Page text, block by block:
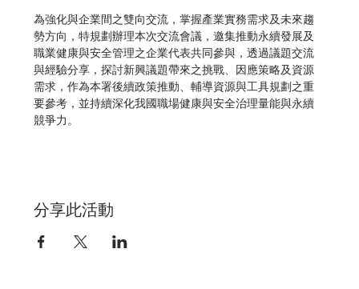
為強化與企業間之雙向交流，掌握產業實務需求及未來趨
勢方向，特規劃辦理本次交流會議，邀集推動永續發展及
職業健康與安全管理之企業代表共同參與，透過議題交流
與經驗分享，探討新興議題帶來之挑戰、因應策略及資源
需求，作為本署後續政策推動、輔導資源與工具規劃之重
要參考，並持續深化我國職場健康與安全治理量能與永續
競爭力。
分享此活動